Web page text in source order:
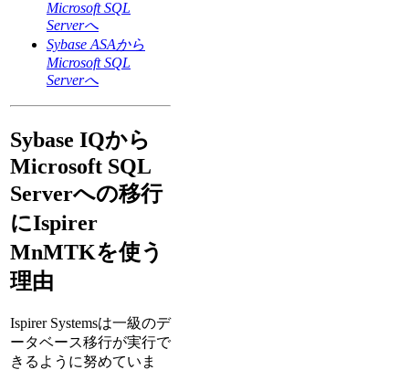
Microsoft SQL
Serverへ
Sybase ASAから
Microsoft SQL
Serverへ
Sybase IQから
Microsoft SQL
Serverへの移行
にIspirer
MnMTKを使う
理由
Ispirer Systemsは一級のデ
ータベース移行が実行で
きるように努めていま